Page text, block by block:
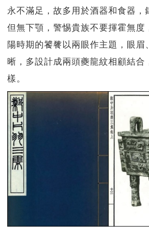
永不滿足，故多用於酒器和食器，
但無下顎，警惕貴族不要揮霍無度
陽時期的饕餮以兩眼作主題，眼眉
晰，多設計成兩頭夔龍紋相顧結合
樣。